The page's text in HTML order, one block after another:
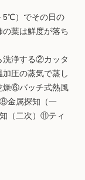
5℃）でその日の
葉は鮮度が落ち
浄する②カッタ
圧の蒸気で蒸し
燥⑥バッチ式熱風
金属探知（一
（二次）⑪ティ